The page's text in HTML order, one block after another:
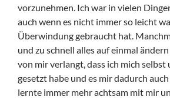
vorzunehmen. Ich war in vielen
auch wenn es nicht immer so leicht
Überwindung gebraucht hat.
und zu schnell alles auf einmal
von mir verlangt, dass ich mich
gesetzt habe und es mir dadurch
lernte immer mehr achtsam mit mir